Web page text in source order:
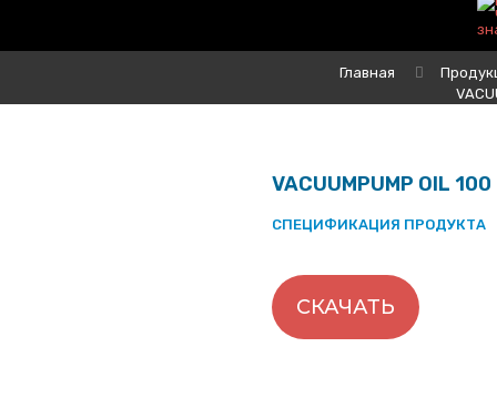
Главная
VACUUMPUMP OIL 100
СПЕЦИФИКАЦИЯ ПРОДУКТА
СКАЧАТЬ